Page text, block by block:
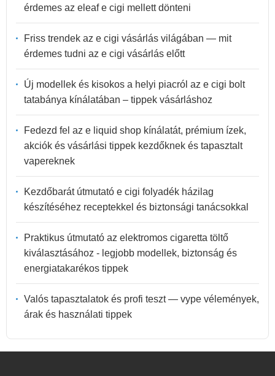
érdemes az eleaf e cigi mellett dönteni
Friss trendek az e cigi vásárlás világában — mit
érdemes tudni az e cigi vásárlás előtt
Új modellek és kisokos a helyi piacról az e cigi bolt
tatabánya kínálatában – tippek vásárláshoz
Fedezd fel az e liquid shop kínálatát, prémium ízek,
akciók és vásárlási tippek kezdőknek és tapasztalt
vapereknek
Kezdőbarát útmutató e cigi folyadék házilag
készítéséhez receptekkel és biztonsági tanácsokkal
Praktikus útmutató az elektromos cigaretta töltő
kiválasztásához - legjobb modellek, biztonság és
energiatakarékos tippek
Valós tapasztalatok és profi teszt — vype vélemények,
árak és használati tippek